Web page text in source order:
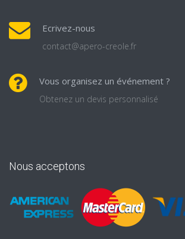
Ecrivez-nous
contact@apero-creole.fr
Vous organisez un événement ?
Obtenez un devis personnalisé
Nous acceptons